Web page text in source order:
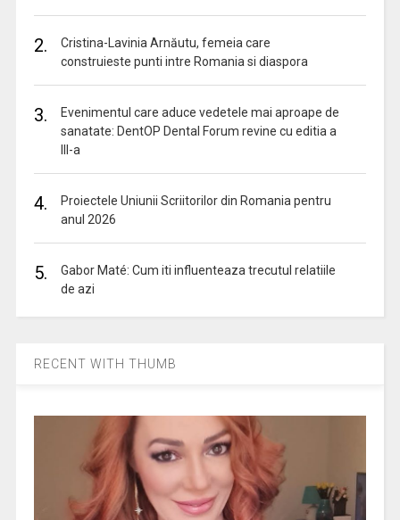
2.
Cristina-Lavinia Arnăutu, femeia care
construieste punti intre Romania si diaspora
3.
Evenimentul care aduce vedetele mai aproape de
sanatate: DentOP Dental Forum revine cu editia a
III-a
4.
Proiectele Uniunii Scriitorilor din Romania pentru
anul 2026
5.
Gabor Maté: Cum iti influenteaza trecutul relatiile
de azi
RECENT WITH THUMB